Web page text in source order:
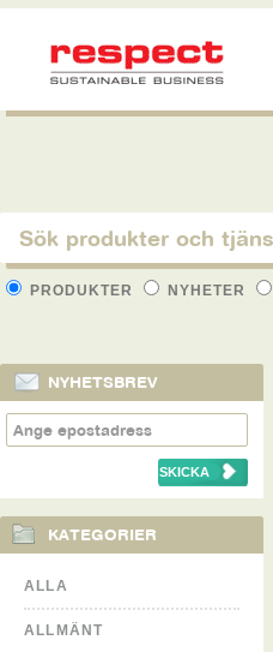
PRODUKTER NYHETER
NYHETSBREV
KATEGORIER
ALLA
ALLMÄNT